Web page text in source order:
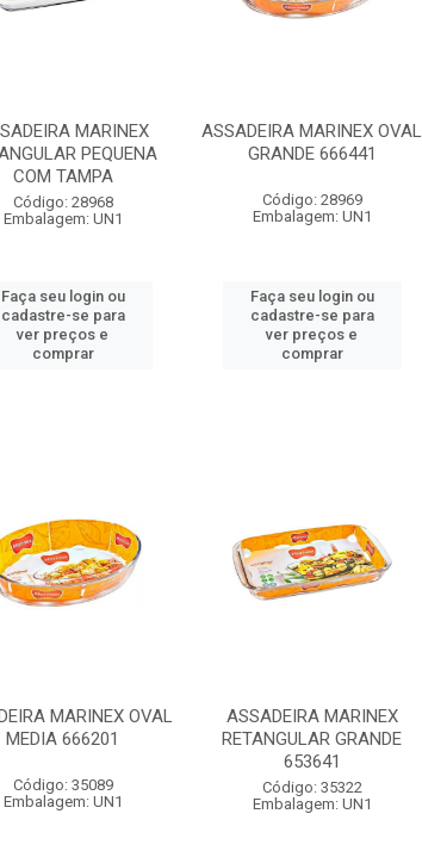
MARINEX
PEQUENA
COM TAMPA
Código: 28968
Embalagem: UN1
Faça seu login ou
cadastre-se para
ver preços e
comprar
ASSADEIRA MARINEX OVAL
GRANDE 666441
Código: 28969
Embalagem: UN1
Faça seu login ou
cadastre-se para
ver preços e
comprar
MARINEX OVAL
MEDIA 666201
Código: 35089
Embalagem: UN1
ASSADEIRA MARINEX
RETANGULAR GRANDE
653641
Código: 35322
Embalagem: UN1